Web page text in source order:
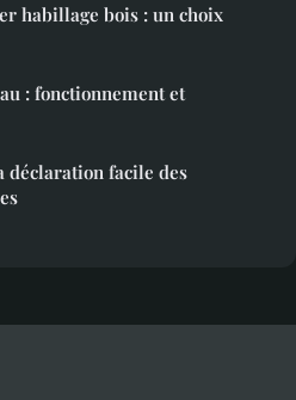
habillage bois : un choix
: fonctionnement et
facile des